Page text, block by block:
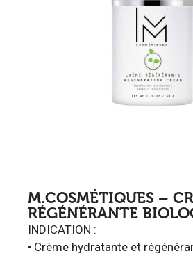
M.COSMÉTIQUES –
RÉGÉNÉRANTE
INDICATION :
• Crème hydratante et